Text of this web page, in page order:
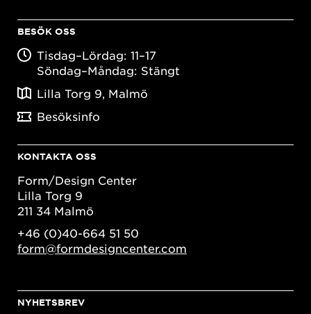
BESÖK OSS
Tisdag–Lördag: 11–17
Söndag–Måndag: Stängt
Lilla Torg 9, Malmö
Besöksinfo
KONTAKTA OSS
Form/Design Center
Lilla Torg 9
211 34 Malmö
+46 (0)40-664 51 50
form@formdesigncenter.com
NYHETSBREV